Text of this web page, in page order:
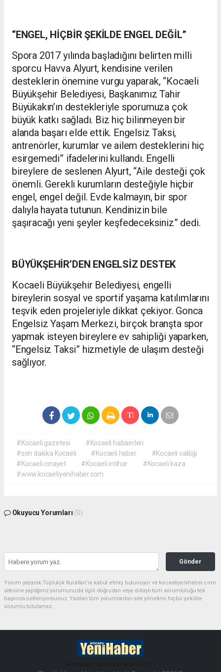
“ENGEL, HİÇBİR ŞEKİLDE ENGEL DEĞİL”
Spora 2017 yılında başladığını belirten milli
sporcu Havva Alyurt, kendisine verilen
desteklerin önemine vurgu yaparak, “Kocaeli
Büyükşehir Belediyesi, Başkanımız Tahir
Büyükakın’ın destekleriyle sporumuza çok
büyük katkı sağladı. Biz hiç bilinmeyen bir
alanda başarı elde ettik. Engelsiz Taksi,
antrenörler, kurumlar ve ailem desteklerini hiç
esirgemedi” ifadelerini kullandı. Engelli
bireylere de seslenen Alyurt, “Aile desteği çok
önemli. Gerekli kurumların desteğiyle hiçbir
engel, engel değil. Evde kalmayın, bir spor
dalıyla hayata tutunun. Kendinizin bile
şaşıracağı yeni şeyler keşfedeceksiniz” dedi.
BÜYÜKŞEHİR’DEN ENGELSİZ DESTEK
Kocaeli Büyükşehir Belediyesi, engelli
bireylerin sosyal ve sportif yaşama katılımlarını
teşvik eden projeleriyle dikkat çekiyor. Gonca
Engelsiz Yaşam Merkezi, birçok branşta spor
yapmak isteyen bireylere ev sahipliği yaparken,
“Engelsiz Taksi” hizmetiyle de ulaşım desteği
sağlıyor.
#Kocaeli gazetesi
#Kocaeli habaerleri
#son dakika Kocaeli
#Kocaeli haber
#Kocaeli valiliği
#Kocaeli cinayet
#Kocaeli intihar
#Kocaeli kaza
#www.kocaeliyenihaber.com
Okuyucu Yorumları (0)
Gönder
Yorum yazarak Topluluk Kuralları’nı kabul etmiş bulunuyor ve kocaeliyenihaber.com
sitesine yaptığınız yorumunuzla ilgili doğrudan veya dolaylı tüm sorumluluğu tek
başınıza üstleniyorsunuz. Yazılan tüm yorumlardan site yönetimi hiçbir şekilde
sorumlu tutulamaz.